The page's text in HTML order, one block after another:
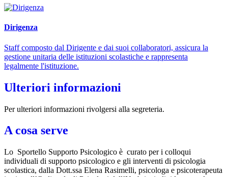
Dirigenza
Staff composto dal Dirigente e dai suoi collaboratori, assicura la
gestione unitaria delle istituzioni scolastiche e rappresenta
legalmente l'istituzione.
Ulteriori informazioni
Per ulteriori informazioni rivolgersi alla segreteria.
A cosa serve
Lo Sportello Supporto Psicologico è curato per i colloqui
individuali di supporto psicologico e gli interventi di psicologia
scolastica, dalla Dott.ssa Elena Rasimelli, psicologa e psicoterapeuta